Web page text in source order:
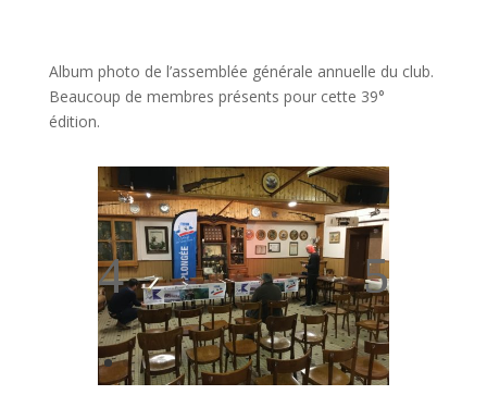
Album photo de l’assemblée générale annuelle du club.
Beaucoup de membres présents pour cette 39°
édition.